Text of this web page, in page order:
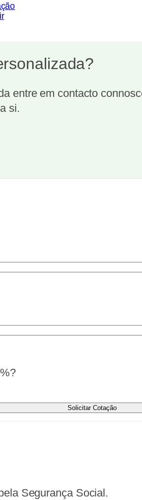
entre em contacto
si.
Solicitar Cotação
Segurança Social.